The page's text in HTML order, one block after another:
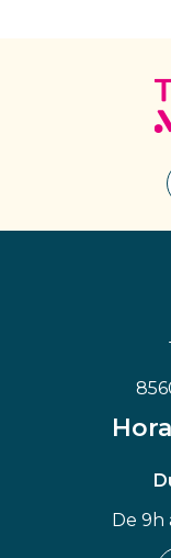
De 9h